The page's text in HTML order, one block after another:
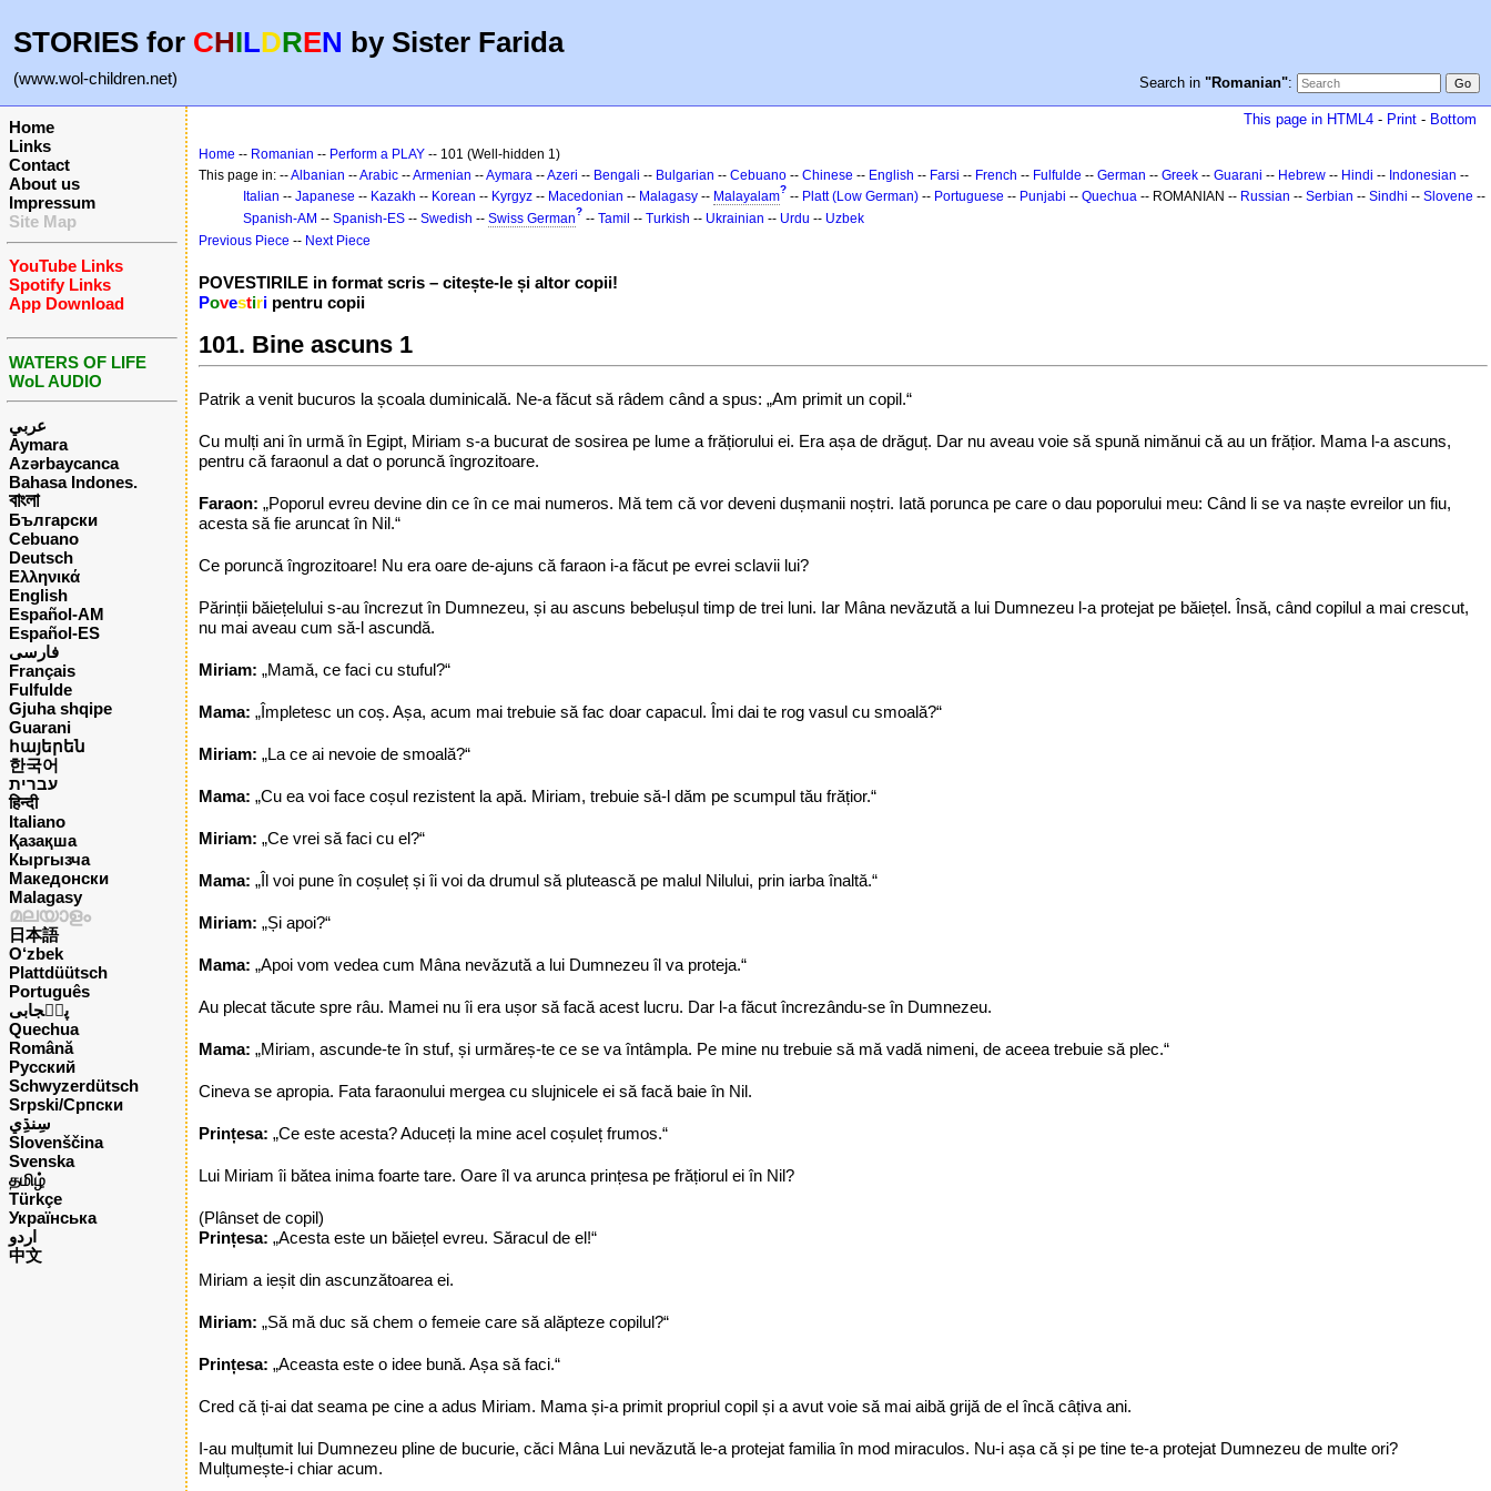
STORIES for CHILDREN by Sister Farida
(www.wol-children.net) Search in "Romanian":
Home
Links
Contact
About us
Impressum
Site Map
YouTube Links
Spotify Links
App Download
WATERS OF LIFE
WoL AUDIO
عربي
Aymara
Azərbaycanca
Bahasa Indones.
বাংলা
Български
Cebuano
Deutsch
Ελληνικά
English
Español-AM
Español-ES
فارسی
Français
Fulfulde
Gjuha shqipe
Guarani
հայերեն
한국어
עברית
हिन्दी
Italiano
Қазақша
Кыргызча
Македонски
Malagasy
മലയാളം
日本語
O‘zbek
Plattdüütsch
Português
پن٘جابی
Quechua
Română
Русский
Schwyzerdütsch
Srpski/Српски
Slovenščina
Svenska
தமிழ்
Türkçe
Українська
اردو
中文
This page in HTML4 - Print - Bottom
Home -- Romanian -- Perform a PLAY -- 101 (Well-hidden 1)
This page in: --Albanian --Arabic --Armenian --Aymara --Azeri -- Bengali -- Bulgarian -- Cebuano -- Chinese -- English -- Farsi -- French -- Fulfulde -- German -- Greek -- Guarani -- Hebrew -- Hindi -- Indonesian --
Italian -- Japanese -- Kazakh -- Korean -- Kyrgyz -- Macedonian -- Malagasy -- Malayalam? -- Platt (Low German) -- Portuguese -- Punjabi -- Quechua -- ROMANIAN -- Russian -- Serbian -- Sindhi -- Slovene --
Spanish-AM -- Spanish-ES -- Swedish -- Swiss German? -- Tamil -- Turkish -- Ukrainian -- Urdu -- Uzbek
Previous Piece -- Next Piece
POVESTIRILE in format scris – citește-le și altor copii!
Povestiri pentru copii
101. Bine ascuns 1
Patrik a venit bucuros la școala duminicală. Ne-a făcut să râdem când a spus: „Am primit un copil.“
Cu mulți ani în urmă în Egipt, Miriam s-a bucurat de sosirea pe lume a frățiorului ei. Era așa de drăguț. Dar nu aveau voie să spună nimănui că au un frățior. Mama l-a ascuns,
pentru că faraonul a dat o poruncă îngrozitoare.
Faraon: „Poporul evreu devine din ce în ce mai numeros. Mă tem că vor deveni dușmanii noștri. Iată porunca pe care o dau poporului meu: Când li se va naște evreilor un fiu,
acesta să fie aruncat în Nil.“
Ce poruncă îngrozitoare! Nu era oare de-ajuns că faraon i-a făcut pe evrei sclavii lui?
Părinții băiețelului s-au încrezut în Dumnezeu, și au ascuns bebelușul timp de trei luni. Iar Mâna nevăzută a lui Dumnezeu l-a protejat pe băiețel. Însă, când copilul a mai crescut,
nu mai aveau cum să-l ascundă.
Miriam: „Mamă, ce faci cu stuful?“
Mama: „Împletesc un coș. Așa, acum mai trebuie să fac doar capacul. Îmi dai te rog vasul cu smoală?“
Miriam: „La ce ai nevoie de smoală?“
Mama: „Cu ea voi face coșul rezistent la apă. Miriam, trebuie să-l dăm pe scumpul tău frățior.“
Miriam: „Ce vrei să faci cu el?“
Mama: „Îl voi pune în coșuleț și îi voi da drumul să plutească pe malul Nilului, prin iarba înaltă.“
Miriam: „Și apoi?“
Mama: „Apoi vom vedea cum Mâna nevăzută a lui Dumnezeu îl va proteja.“
Au plecat tăcute spre râu. Mamei nu îi era ușor să facă acest lucru. Dar l-a făcut încrezându-se în Dumnezeu.
Mama: „Miriam, ascunde-te în stuf, și urmăreș-te ce se va întâmpla. Pe mine nu trebuie să mă vadă nimeni, de aceea trebuie să plec.“
Cineva se apropia. Fata faraonului mergea cu slujnicele ei să facă baie în Nil.
Prințesa: „Ce este acesta? Aduceți la mine acel coșuleț frumos.“
Lui Miriam îi bătea inima foarte tare. Oare îl va arunca prințesa pe frățiorul ei în Nil?
(Plânset de copil)
Prințesa: „Acesta este un băiețel evreu. Săracul de el!“
Miriam a ieșit din ascunzătoarea ei.
Miriam: „Să mă duc să chem o femeie care să alăpteze copilul?“
Prințesa: „Aceasta este o idee bună. Așa să faci.“
Cred că ți-ai dat seama pe cine a adus Miriam. Mama și-a primit propriul copil și a avut voie să mai aibă grijă de el încă câțiva ani.
I-au mulțumit lui Dumnezeu pline de bucurie, căci Mâna Lui nevăzută le-a protejat familia în mod miraculos. Nu-i așa că și pe tine te-a protejat Dumnezeu de multe ori?
Mulțumește-i chiar acum.